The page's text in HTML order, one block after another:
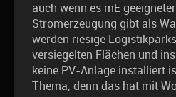
auch wenn es mE
Stromerzeugung gibt als
werden riesige
versiegelten Flächen und
keine PV-Anlage installiert
Thema, denn das hat mit